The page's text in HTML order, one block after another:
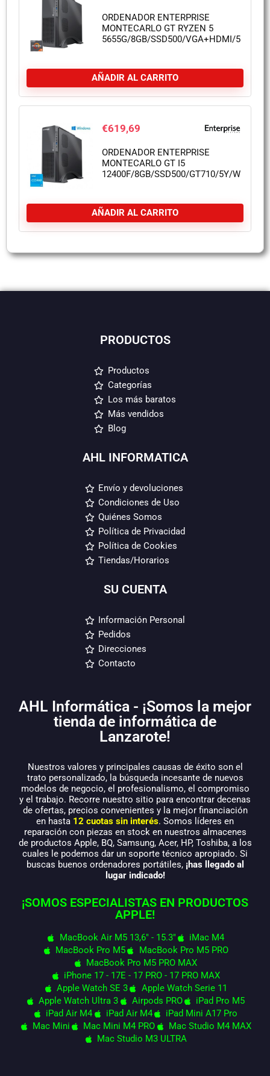
ORDENADOR ENTERPRISE
MONTECARLO GT RYZEN 5
5655G/8GB/SSD500/VGA+HDMI/5Y/
AÑADIR AL CARRITO
€619,69
ORDENADOR ENTERPRISE
MONTECARLO GT I5
12400F/8GB/SSD500/GT710/5Y/W11PRO
AÑADIR AL CARRITO
PRODUCTOS
Productos
Categorías
Los más baratos
Más vendidos
Blog
AHL INFORMATICA
Envío y devoluciones
Condiciones de Uso
Quiénes Somos
Política de Privacidad
Política de Cookies
Tiendas/Horarios
SU CUENTA
Información Personal
Pedidos
Direcciones
Contacto
AHL Informática - ¡Somos la mejor
tienda de informática de
Lanzarote!
Nuestros valores y principales causas de éxito son el
trato personalizado, la búsqueda incesante de nuevos
modelos de negocio, el profesionalismo, el compromiso
y el trabajo. Recorre nuestro sitio para encontrar decenas
de ofertas, precios convenientes y la mejor financiación
en hasta 12 cuotas sin interés. Somos líderes en
reparación con piezas en stock en nuestros almacenes
de productos Apple, BQ, Samsung, Acer, HP, Toshiba, a los
cuales le podemos dar un soporte técnico apropiado. Si
buscas buenos ordenadores portátiles, ¡has llegado al
lugar indicado!
¡SOMOS ESPECIALISTAS EN PRODUCTOS
APPLE!
MacBook Air M5 13,6" - 15.3"
iMac M4
MacBook Pro M5
MacBook Pro M5 PRO
MacBook Pro M5 PRO MAX
iPhone 17 - 17E - 17 PRO - 17 PRO MAX
Apple Watch SE 3
Apple Watch Serie 11
Apple Watch Ultra 3
Airpods PRO
iPad Pro M5
iPad Air M4
iPad Air M4
iPad Mini A17 Pro
Mac Mini
Mac Mini M4 PRO
Mac Studio M4 MAX
Mac Studio M3 ULTRA